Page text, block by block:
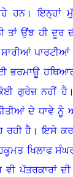
ਹਨ।ਇਨ੍ਹਾਂ
ਤਾਂ ਉਂਝ ਹੀ ਦੂਰ
ਭਰਮਾਊ
ਗੁਰੇਜ਼ ਨਹੀਂ ਹੈ
ਦੇ ਧਾਵੇ ਨੂੰ
ਰਹੀ ਹੈ ।ਇਸੇ
ਖਿਲਾਫ
ਪੱਤਰਕਾਰਾਂ ਦੀ